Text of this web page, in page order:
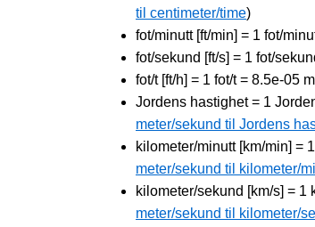
til centimeter/time)
fot/minutt [ft/min] = 1 fot/
fot/sekund [ft/s] = 1 fot/
fot/t [ft/h] = 1 fot/t = 8.5e-05
Jordens hastighet = 1
meter/sekund til Jordens
kilometer/minutt [km/min] =
meter/sekund til kilometer/
kilometer/sekund [km/s] = 1
meter/sekund til kilometer/